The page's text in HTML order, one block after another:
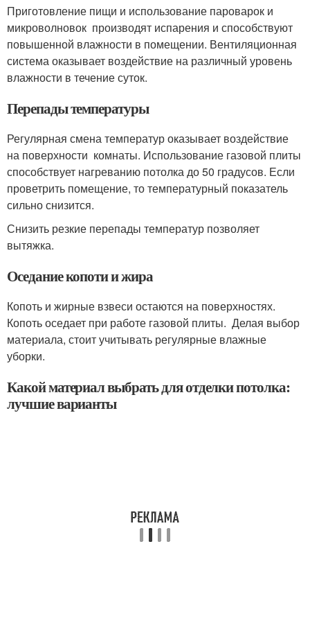
Приготовление пищи и использование пароварок и
микроволновок производят испарения и способствуют
повышенной влажности в помещении. Вентиляционная
система оказывает воздействие на различный уровень
влажности в течение суток.
Перепады температуры
Регулярная смена температур оказывает воздействие
на поверхности комнаты. Использование газовой плиты
способствует нагреванию потолка до 50 градусов. Если
проветрить помещение, то температурный показатель
сильно снизится.
Снизить резкие перепады температур позволяет
вытяжка.
Оседание копоти и жира
Копоть и жирные взвеси остаются на поверхностях.
Копоть оседает при работе газовой плиты. Делая выбор
материала, стоит учитывать регулярные влажные
уборки.
Какой материал выбрать для отделки потолка:
лучшие варианты